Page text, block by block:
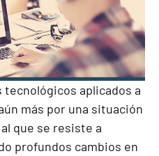
aplicados a
más por una situación
que se resiste a
profundos cambios en